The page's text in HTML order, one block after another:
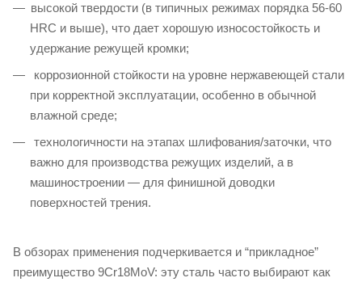
высокой твердости (в типичных режимах порядка 56-60
HRC и выше), что дает хорошую износостойкость и
удержание режущей кромки;
коррозионной стойкости на уровне нержавеющей стали
при корректной эксплуатации, особенно в обычной
влажной среде;
технологичности на этапах шлифования/заточки, что
важно для производства режущих изделий, а в
машиностроении — для финишной доводки
поверхностей трения.
В обзорах применения подчеркивается и “прикладное”
преимущество 9Cr18MoV: эту сталь часто выбирают как